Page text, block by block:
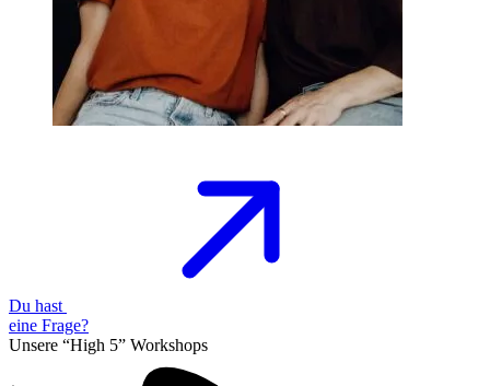
Du hast
eine Frage?
Unsere “High 5” Workshops